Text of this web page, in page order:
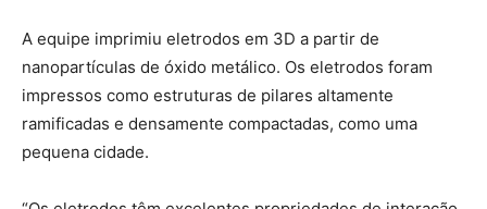
A equipe imprimiu eletrodos em 3D a partir de
nanopartículas de óxido metálico. Os eletrodos foram
impressos como estruturas de pilares altamente
ramificadas e densamente compactadas, como uma
pequena cidade.